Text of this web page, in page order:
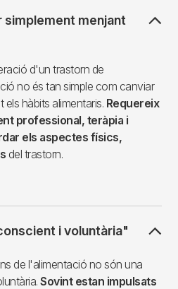
simplement menjant
d'un trastorn de
no és tan simple com canviar
els hàbits alimentaris. Requereix
professional, teràpia i
els aspectes físics,
del trastorn.
i voluntària"
de l'alimentació no són una
Sovint estan impulsats